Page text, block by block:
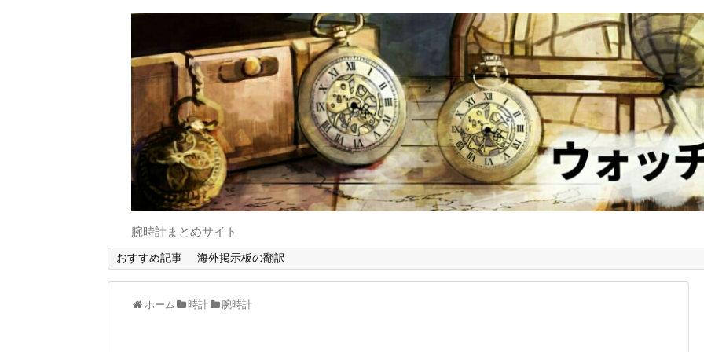
腕時計まとめサイト
おすすめ記事 海外掲示板の翻訳
ホーム 時計 腕時計